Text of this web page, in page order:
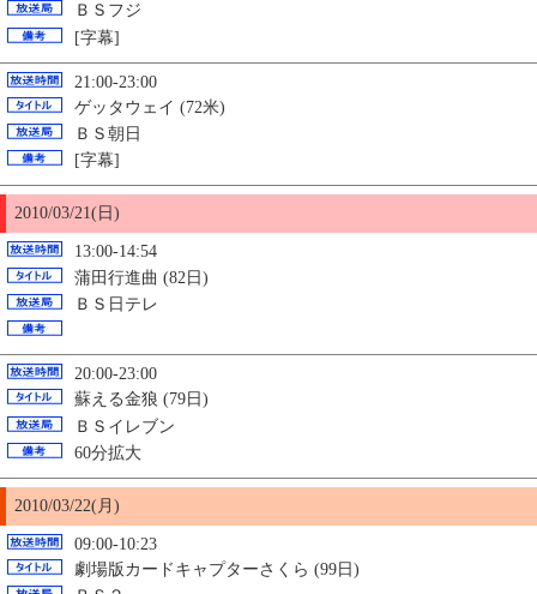
ＢＳフジ
[字幕]
21:00-23:00
ゲッタウェイ (72米)
ＢＳ朝日
[字幕]
2010/03/21(日)
13:00-14:54
蒲田行進曲 (82日)
ＢＳ日テレ
20:00-23:00
蘇える金狼 (79日)
ＢＳイレブン
60分拡大
2010/03/22(月)
09:00-10:23
劇場版カードキャプターさくら (99日)